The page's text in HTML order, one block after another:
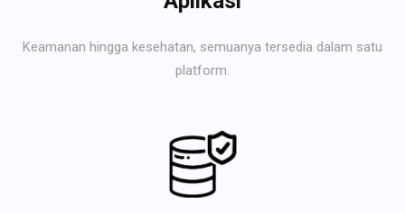
Keamanan hingga kesehatan, semuanya tersedia dalam satu
platform.